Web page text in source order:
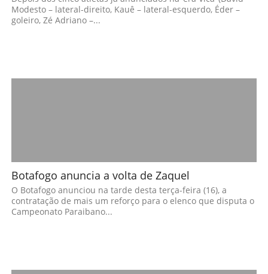
Modesto – lateral-direito, Kauê – lateral-esquerdo, Éder –
goleiro, Zé Adriano –...
Botafogo anuncia a volta de Zaquel
O Botafogo anunciou na tarde desta terça-feira (16), a
contratação de mais um reforço para o elenco que disputa o
Campeonato Paraibano...